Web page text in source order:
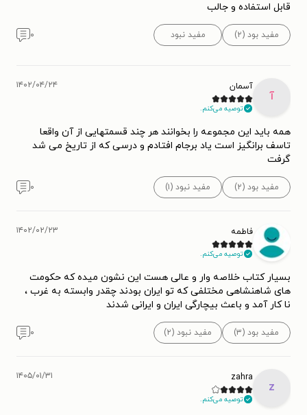
قابل استفاده و جالب
مفید بود (۲) مفید نبود ۰
آ
آسمان
توصیه می‌کنم.
۱۴۰۲/۰۴/۲۴
همه باید این مجموعه را بخوانند هر چند قسمتهایی از آن واقعا
تاسف برانگیز است یاد برجام افتادم و درسی که از تاریخ می شد
گرفت
مفید بود (۲) مفید نبود (۱) ۰
فاطمه
توصیه می‌کنم.
۱۴۰۲/۰۲/۲۳
بسیار کتاب خلاصه وار و عالی هست این نشون میده که حکومت
های شاهنشاهی مختلفی که تو ایران بودند چقدر وابسته به غرب ،
نا کار آمد و باعث بیچارگی ایران و ایرانی شدند
مفید بود (۳) مفید نبود (۲) ۰
z
zahra
توصیه می‌کنم.
۱۴۰۵/۰۱/۳۱